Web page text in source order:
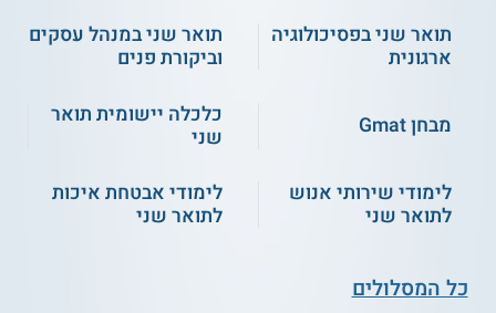
תואר שני בפסיכולוגיה
ארגונית
תואר שני במנהל עסקים
וביקורת פנים
מבחן Gmat
כלכלה יישומית תואר
שני
לימודי שירותי אנוש
לתואר שני
לימודי אבטחת איכות
לתואר שני
כל המסלולים